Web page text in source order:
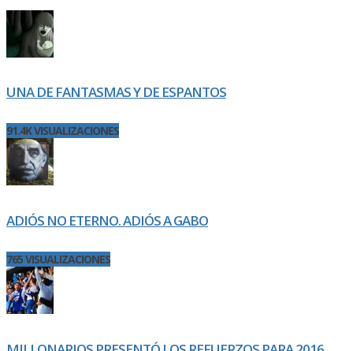
UNA DE FANTASMAS Y DE ESPANTOS
91.4K VISUALIZACIONES
ADIÓS NO ETERNO. ADIÓS A GABO
765 VISUALIZACIONES